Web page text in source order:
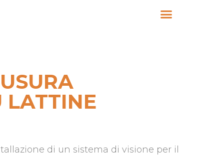
LATTINE
di un sistema di visione per il